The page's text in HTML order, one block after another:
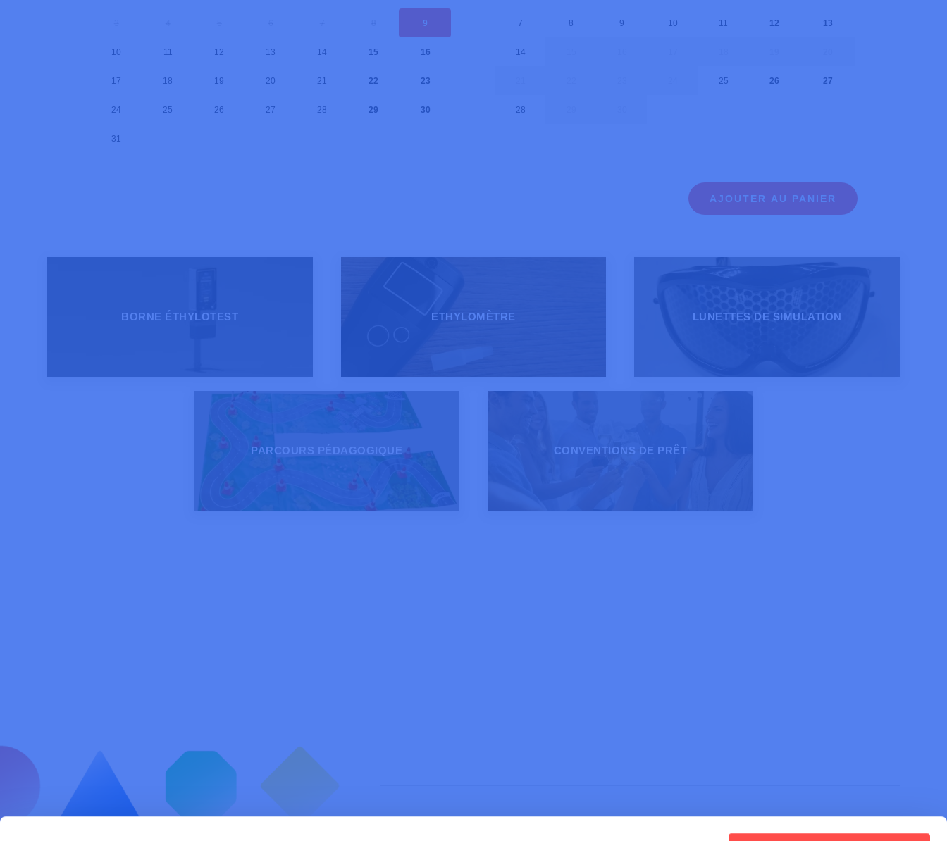
9
10 11 12 13 14 15 16
17 18 19 20 21 22 23
24 25 26 27 28 29 30
31
7 8 9 10 11 12 13
14
25 26 27
28
AJOUTER AU PANIER
BORNE ÉTHYLOTEST ETHYLOMÈTRE LUNETTES DE SIMULATION
PARCOURS PÉDAGOGIQUE CONVENTIONS DE PRÊT